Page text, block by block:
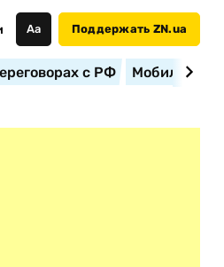
Аа Поддержать ZN.ua
с РФ